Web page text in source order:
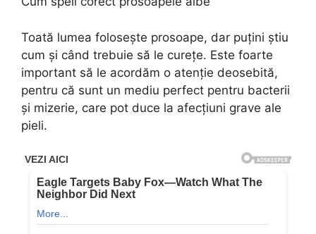
Toată lumea folosește prosoape, dar puțini știu
cum și când trebuie să le curețe. Este foarte
important să le acordăm o atenție deosebită,
pentru că sunt un mediu perfect pentru bacterii
și mizerie, care pot duce la afecțiuni grave ale
pieli.